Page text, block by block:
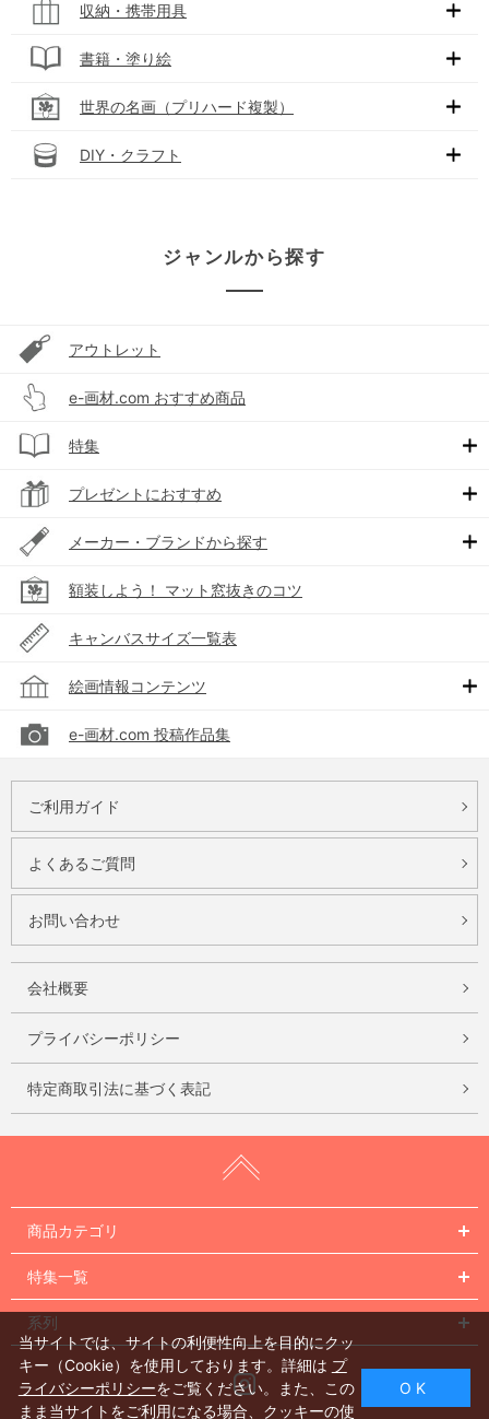
収納・携帯用具
書籍・塗り絵
世界の名画（プリハード複製）
DIY・クラフト
ジャンルから探す
アウトレット
e-画材.com おすすめ商品
特集
プレゼントにおすすめ
メーカー・ブランドから探す
額装しよう！ マット窓抜きのコツ
キャンバスサイズ一覧表
絵画情報コンテンツ
e-画材.com 投稿作品集
ご利用ガイド
よくあるご質問
お問い合わせ
会社概要
プライバシーポリシー
特定商取引法に基づく表記
商品カテゴリ
特集一覧
系列
Instagram
当サイトでは、サイトの利便性向上を目的にクッ
キー（Cookie）を使用しております。詳細は プ
ライバシーポリシーをご覧ください。また、この
まま当サイトをご利用になる場合、クッキーの使
O K